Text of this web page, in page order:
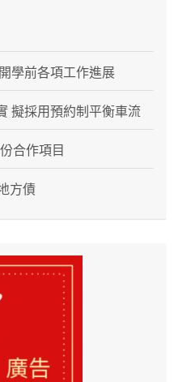
學前各項工作進展
擬採用預約制平衡車流
合作項目
方債